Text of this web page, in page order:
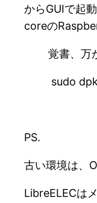
からGUIで起
coreの
覚書、万
sudo
PS.
古い環境は、
LibreELECは